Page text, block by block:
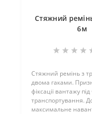
Стяжний
6м
Стяжний ремінь з
двома гаками.
фіксації вантажу під
транспортування.
максимальне